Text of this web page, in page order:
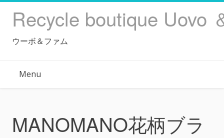
Recycle boutique Uovo
ウーボ＆ファム
Menu
MANOMANO花柄ブラ